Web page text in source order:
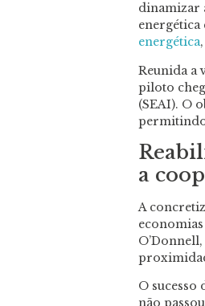
dinamizar
energética
Reunida a
piloto
(SEAI). O
a
A
O